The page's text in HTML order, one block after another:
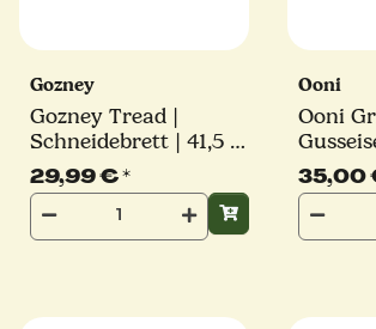
Gozney
Gozney Tread |
Schneidebrett | ‎41,5 x
37,2 cm
29,99 €*
Ooni
Ooni
und
35,00